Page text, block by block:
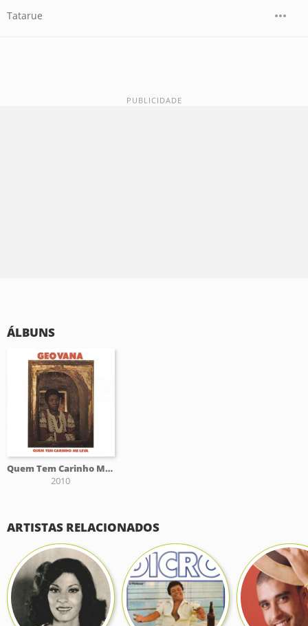
Tatarue
ÁLBUNS
Quem Tem Carinho Me Leva
2010
ARTISTAS RELACIONADOS